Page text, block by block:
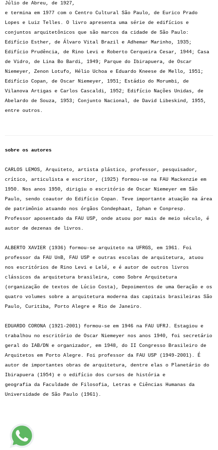
Júlio de Abreu, de 1927,
e termina em 1977 com o Centro Cultural São Paulo, de Eurico Prado
Lopes e Luiz Telles. O livro apresenta uma série de edifícios e
conjuntos arquitetônicos que são marcos da cidade de São Paulo:
Edifício Esther, de Álvaro Vital Brazil e Adhemar Marinho, 1935;
Edifício Prudência, de Rino Levi e Roberto Cerqueira Cesar, 1944; Casa
de Vidro, de Lina Bo Bardi, 1949; Parque do Ibirapuera, de Oscar
Niemeyer, Zenon Lotufo, Hélio Uchoa e Eduardo Kneese de Mello, 1951;
Edifício Copan, de Oscar Niemeyer, 1951; Estádio do Morumbi, de
Vilanova Artigas e Carlos Cascaldi, 1952; Edifício Nações Unidas, de
Abelardo de Souza, 1953; Conjunto Nacional, de David Libeskind, 1955,
entre outros.
sobre os autores
CARLOS LEMOS, Arquiteto, artista plástico, professor, pesquisador,
crítico, articulista e escritor, (1925) formou-se na FAU Mackenzie em
1950. Nos anos 1950, dirigiu o escritório de Oscar Niemeyer em São
Paulo, sendo coautor do Edifício Copan. Teve importante atuação na área
de patrimônio atuando nos órgãos Condephaat, Iphan e Conpresp.
Professor aposentado da FAU USP, onde atuou por mais de meio século, é
autor de dezenas de livros.
ALBERTO XAVIER (1936) formou-se arquiteto na UFRGS, em 1961. Foi
professor da FAU UnB, FAU USP e outras escolas de arquitetura, atuou
nos escritórios de Rino Levi e Lelé, e é autor de outros livros
clássicos da arquitetura brasileira, como Sobre Arquitetura
(organização de textos de Lúcio Costa), Depoimentos de uma Geração e os
quatro volumes sobre a arquitetura moderna das capitais brasileiras São
Paulo, Curitiba, Porto Alegre e Rio de Janeiro.
EDUARDO CORONA (1921-2001) formou-se em 1946 na FAU UFRJ. Estagiou e
trabalhou no escritório de Oscar Niemeyer nos anos 1940, foi secretário
geral do IAB/DN e organizador, em 1948, do II Congresso Brasileiro de
Arquitetos em Porto Alegre. Foi professor da FAU USP (1949-2001). É
autor de importantes obras de arquitetura, dentre elas o Planetário do
Ibirapuera (1954) e o edifício dos cursos de história e
geografia da Faculdade de Filosofia, Letras e Ciências Humanas da
Universidade de São Paulo (1961).